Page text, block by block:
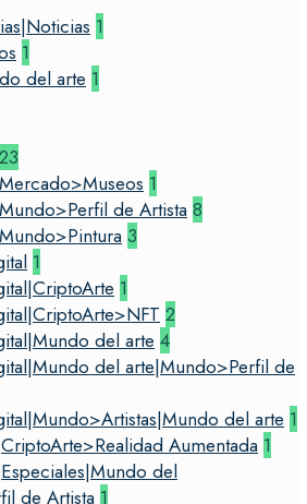
1
1
del arte 1
23
1
de Artista 8
3
1
1
2
del arte 4
del arte|Mundo>Perfil de
del arte 1
Aumentada 1
del
de Artista 1